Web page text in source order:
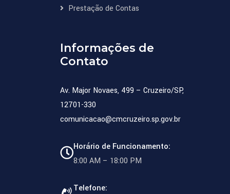
Prestação de Contas
Informações de
Contato
Av. Major Novaes, 499 – Cruzeiro/SP,
12701-330
comunicacao@cmcruzeiro.sp.gov.br
Horário de Funcionamento:
8:00 AM – 18:00 PM
Telefone: